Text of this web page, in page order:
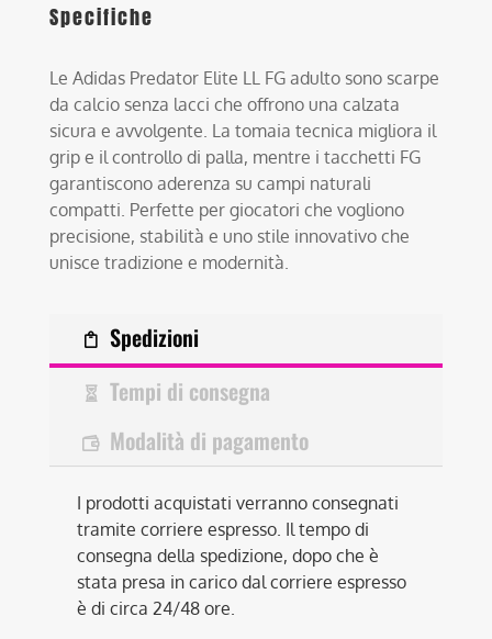
Specifiche
Le Adidas Predator Elite LL FG adulto sono scarpe
da calcio senza lacci che offrono una calzata
sicura e avvolgente. La tomaia tecnica migliora il
grip e il controllo di palla, mentre i tacchetti FG
garantiscono aderenza su campi naturali
compatti. Perfette per giocatori che vogliono
precisione, stabilità e uno stile innovativo che
unisce tradizione e modernità.
Spedizioni
Tempi di consegna
Modalità di pagamento
I prodotti acquistati verranno consegnati
tramite corriere espresso. Il tempo di
consegna della spedizione, dopo che è
stata presa in carico dal corriere espresso
è di circa 24/48 ore.